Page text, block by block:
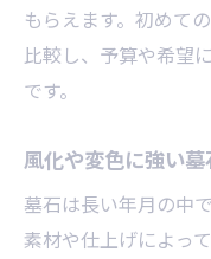
もらえます。初めて
比較し、予算や希望
です。
風化や変色に強い
墓石は長い年月の中
素材や仕上げによっ